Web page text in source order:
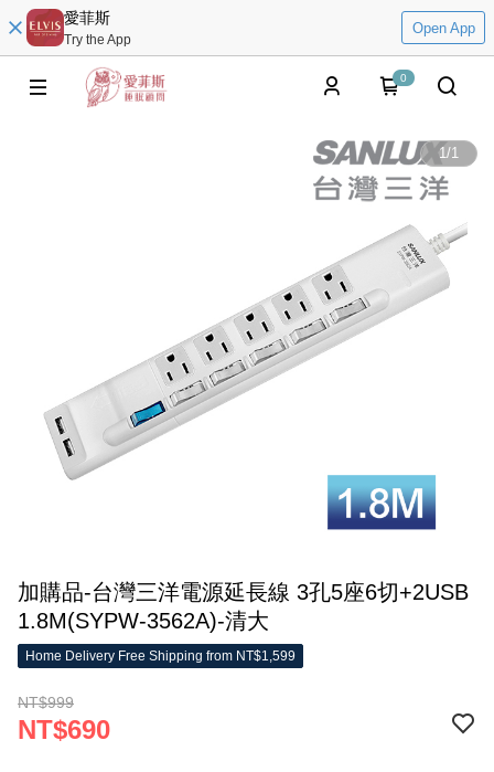
愛菲斯
Try the App
Open App
0
1/1
加購品-台灣三洋電源延長線 3孔5座6切+2USB
1.8M(SYPW-3562A)-清大
Home Delivery Free Shipping from NT$1,599
NT$999
NT$690